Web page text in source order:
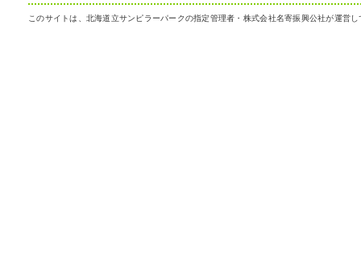
このサイトは、北海道立サンピラーパークの指定管理者・株式会社名寄振興公社が運営